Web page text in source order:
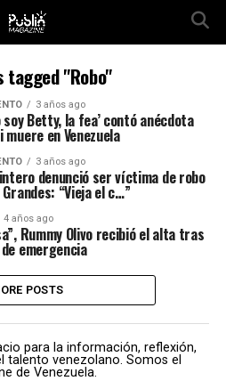
tagged "Robo"
3 años ago
soy Betty, la fea’ contó anécdota
muere en Venezuela
3 años ago
denunció ser víctima de robo
“Vieja el c…”
4 años ago
Rummy Olivo recibió el alta tras
emergencia
POSTS
para la información, reflexión,
talento venezolano. Somos el
de Venezuela.